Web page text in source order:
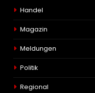
Handel
Magazin
Meldungen
Politik
Regional